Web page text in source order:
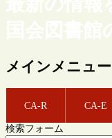
国会図書館
メインメニュー
CA-R CA-E
検索フォーム